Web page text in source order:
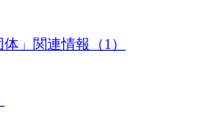
」関連情報（1）